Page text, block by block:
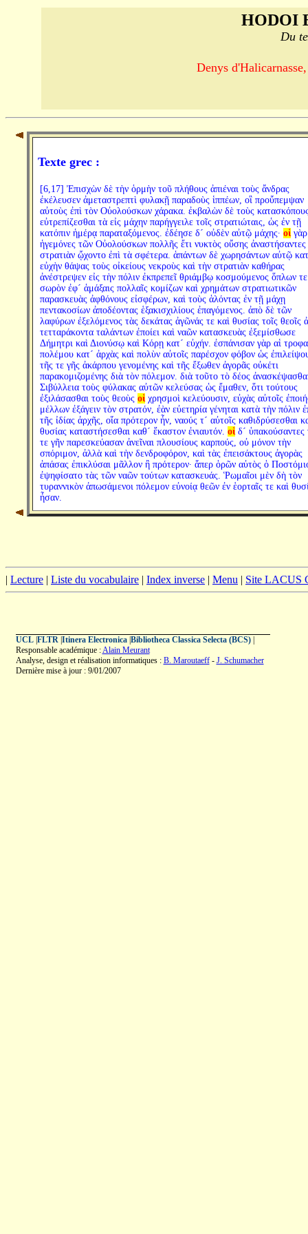
HODOI
Du
Denys
Texte grec :
[6,17] Ἐπισχὼν δὲ τὴν ὁρμὴν τοῦ πλήθους ἀπιέναι τοὺς ἄνδρας
ἐκέλευσεν ἀμεταστρεπτὶ φυλακῇ παραδοὺς ἱππέων, οἳ προὔπεμψαν
αὐτοὺς ἐπὶ τὸν Οὐολούσκων χάρακα. ἐκβαλὼν δὲ τοὺς
εὐτρεπίζεσθαι τὰ εἰς μάχην παρήγγειλε τοῖς στρατιώταις, ὡς ἐν τῇ
κατόπιν ἡμέρᾳ παραταξόμενος. ἐδέησε δ´ οὐδὲν αὐτῷ μάχης· οἱγὰρ
ἡγεμόνες τῶν Οὐολούσκων πολλῆς ἔτι νυκτὸς οὔσης ἀναστήσαντες
στρατιὰν ᾤχοντο ἐπὶ τὰ σφέτερα. ἁπάντων δὲ χωρησάντων αὐτῷ
εὐχὴν θάψας τοὺς οἰκείους νεκροὺς καὶ τὴν στρατιὰν καθήρας
ἀνέστρεψεν εἰς τὴν πόλιν ἐκπρεπεῖ θριάμβῳ κοσμούμενος ὅπλων τε
σωρὸν ἐφ´ ἁμάξαις πολλαῖς κομίζων καὶ χρημάτων στρατιωτικῶν
παρασκευὰς ἀφθόνους εἰσφέρων, καὶ τοὺς ἁλόντας ἐν τῇ μάχῃ
πεντακοσίων ἀποδέοντας ἑξακισχιλίους ἐπαγόμενος. ἀπὸ δὲ τῶν
λαφύρων ἐξελόμενος τὰς δεκάτας ἀγῶνάς τε καὶ θυσίας τοῖς θεοῖς
τετταράκοντα ταλάντων ἐποίει καὶ ναῶν κατασκευὰς ἐξεμίσθωσε
Δήμητρι καὶ Διονύσῳ καὶ Κόρῃ κατ´ εὐχήν. ἐσπάνισαν γὰρ αἱ
πολέμου κατ´ ἀρχὰς καὶ πολὺν αὐτοῖς παρέσχον φόβον ὡς
τῆς τε γῆς ἀκάρπου γενομένης καὶ τῆς ἔξωθεν ἀγορᾶς οὐκέτι
παρακομιζομένης διὰ τὸν πόλεμον. διὰ τοῦτο τὸ δέος
Σιβύλλεια τοὺς φύλακας αὐτῶν κελεύσας ὡς ἔμαθεν, ὅτι τούτους
ἐξιλάσασθαι τοὺς θεοὺς οἱχρησμοὶ κελεύουσιν, εὐχὰς αὐτοῖς
μέλλων ἐξάγειν τὸν στρατόν, ἐὰν εὐετηρία γένηται κατὰ τὴν πόλιν
τῆς ἰδίας ἀρχῆς, οἵα πρότερον ἦν, ναούς τ´ αὐτοῖς καθιδρύσεσθαι
θυσίας καταστήσεσθαι καθ´ ἕκαστον ἐνιαυτόν. οἱδ´ ὑπακούσαντες
τε γῆν παρεσκεύασαν ἀνεῖναι πλουσίους καρπούς, οὐ μόνον τὴν
σπόριμον, ἀλλὰ καὶ τὴν δενδροφόρον, καὶ τὰς ἐπεισάκτους ἀγορὰς
ἁπάσας ἐπικλύσαι μᾶλλον ἢ πρότερον· ἅπερ ὁρῶν αὐτὸς ὁ
ἐψηφίσατο τὰς τῶν ναῶν τούτων κατασκευάς. Ῥωμαῖοι μὲν δὴ τὸν
τυραννικὸν ἀπωσάμενοι πόλεμον εὐνοίᾳ θεῶν ἐν ἑορταῖς τε καὶ
ἦσαν.
| Lecture | Liste du vocabulaire | Index inverse | Menu | Site LACUS
UCL| FLTR| Itinera Electronica| Bibliotheca Classica Selecta (BCS)|
Responsable académique :Alain Meurant
Analyse, design et réalisation informatiques : B. Maroutaeff- J. Schumacher
Dernière mise à jour : 9/01/2007